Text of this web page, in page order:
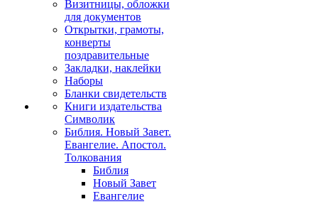
Визитницы, обложки
для документов
Открытки, грамоты,
конверты
поздравительные
Закладки, наклейки
Наборы
Бланки свидетельств
Книги издательства
Символик
Библия. Новый Завет.
Евангелие. Апостол.
Толкования
Библия
Новый Завет
Евангелие